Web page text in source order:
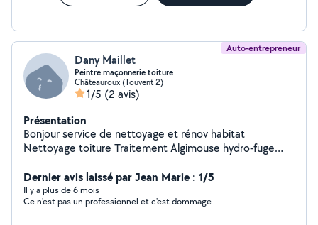
Auto-entrepreneur
Dany Maillet
Peintre maçonnerie toiture
Châteauroux (Touvent 2)
1/5 (2 avis)
Présentation
Bonjour service de nettoyage et rénov habitat
Nettoyage toiture Traitement Algimouse hydro-fuge
gratuit S'occupe aussi espace vert Taille de Haie
Intervient sur arbre dangereux intervient dans les
hauteurs Pour me joindre le numero de téléphone est
Dernier avis laissé par Jean Marie : 1/5
Il y a plus de 6 mois
Ce n'est pas un professionnel et c'est dommage.